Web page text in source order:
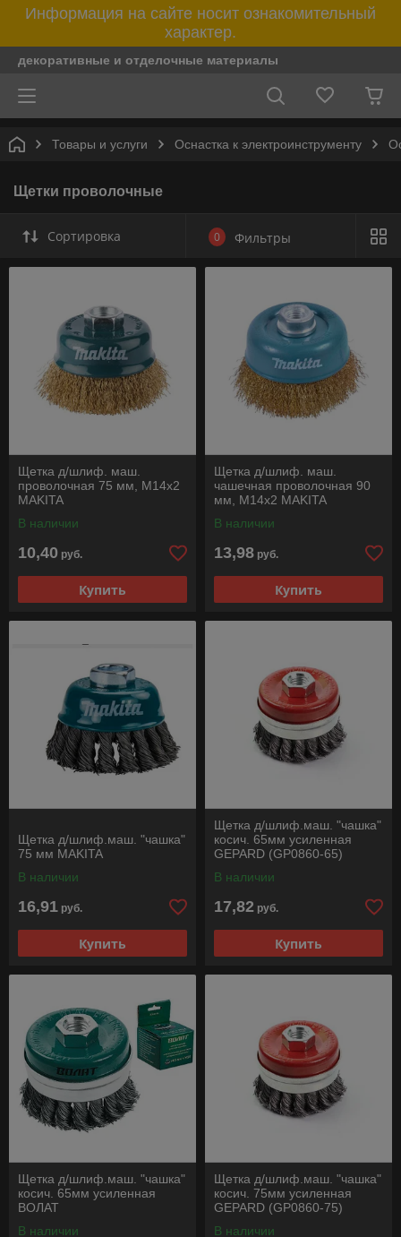
Информация на сайте носит ознакомительный
характер.
декоративные и отделочные материалы
Товары и услуги Оснастка к электроинструменту
Щетки проволочные
Сортировка 0 Фильтры
Щетка д/шлиф. маш.
проволочная 75 мм, М14х2
MAKITA
В наличии
10,40 руб.
Купить
Щетка д/шлиф. маш.
чашечная проволочная 90
мм, М14х2 MAKITA
В наличии
13,98 руб.
Купить
Щетка д/шлиф.маш. "чашка"
75 мм MAKITA
В наличии
16,91 руб.
Купить
Щетка д/шлиф.маш. "чашка"
косич. 65мм усиленная
GEPARD (GP0860-65)
В наличии
17,82 руб.
Купить
Щетка д/шлиф.маш. "чашка"
косич. 65мм усиленная
ВОЛАТ
В наличии
Щетка д/шлиф.маш. "чашка"
косич. 75мм усиленная
GEPARD (GP0860-75)
В наличии